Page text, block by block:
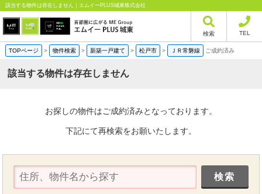
該当する物件は存在しません｜エムイーPLUS城東株式会社
検索 TEL
TOPページ > 物件検索 > 新築一戸建て > 松戸市 > ＪＲ常磐線 ご成約済み
該当する物件は存在しません
お探しの物件はご成約済みとなっております。
下記にて再検索をお願いたします。